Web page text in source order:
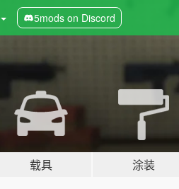
5mods on Discord
载具 涂装